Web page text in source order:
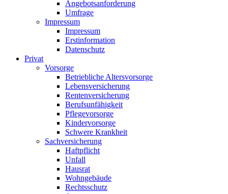
Angebotsanforderung
Umfrage
Impressum
Impressum
Erstinformation
Datenschutz
Privat
Vorsorge
Betriebliche Altersvorsorge
Lebensversicherung
Rentenversicherung
Berufsunfähigkeit
Pflegevorsorge
Kindervorsorge
Schwere Krankheit
Sachversicherung
Haftpflicht
Unfall
Hausrat
Wohngebäude
Rechtsschutz